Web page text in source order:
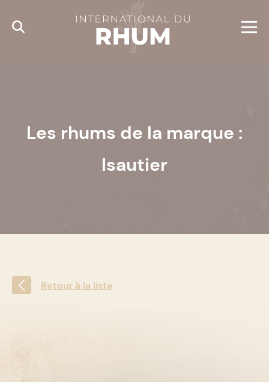
Les rhums de la marque :
Isautier
Retour à la liste
Cookies management panel